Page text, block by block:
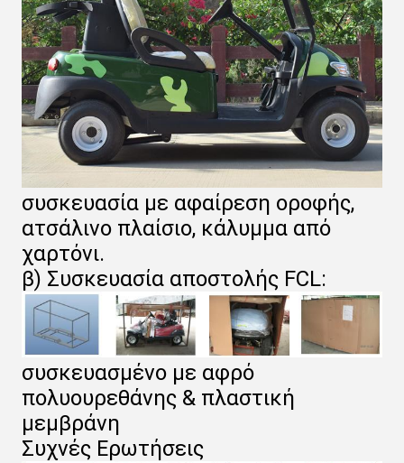
συσκευασία με αφαίρεση οροφής,
ατσάλινο πλαίσιο, κάλυμμα από
χαρτόνι.
β) Συσκευασία αποστολής FCL:
συσκευασμένο με αφρό
πολυουρεθάνης & πλαστική
μεμβράνη
Συχνές Ερωτήσεις